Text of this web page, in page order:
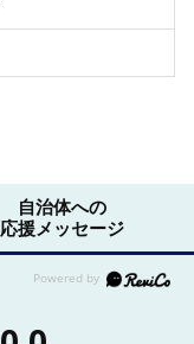
自治体への
応援メッセージ